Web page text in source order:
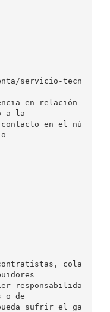
servicio-tecn
en relación
a la
contacto en el nú
cola
responsabilida
o de
sufrir el ga